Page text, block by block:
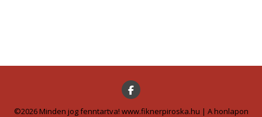
©2026 Minden jog fenntartva! www.fiknerpiroska.hu | A honlapon